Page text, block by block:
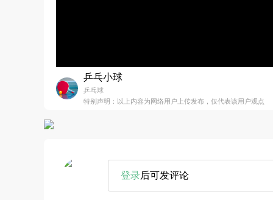
乒乓小球
乒乓球
特别声明：以上内容为网络用户上传发布，仅代表该用户观点
登录后可发评论